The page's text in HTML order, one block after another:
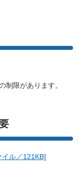
制限があります。
ル／121KB]